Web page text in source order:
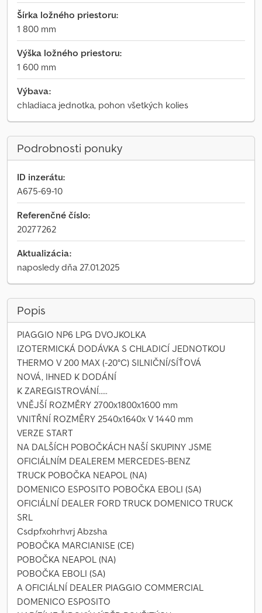
Šírka ložného priestoru:
1 800 mm
Výška ložného priestoru:
1 600 mm
Výbava:
chladiaca jednotka, pohon všetkých kolies
Podrobnosti ponuky
ID inzerátu:
A675-69-10
Referenčné číslo:
20277262
Aktualizácia:
naposledy dňa 27.01.2025
Popis
PIAGGIO NP6 LPG DVOJKOLKA
IZOTERMICKÁ DODÁVKA S CHLADICÍ JEDNOTKOU
THERMO V 200 MAX (-20°C) SILNIČNÍ/SÍŤOVÁ
NOVÁ, IHNED K DODÁNÍ
K ZAREGISTROVÁNÍ.....
VNĚJŠÍ ROZMĚRY 2700x1800x1600 mm
VNITŘNÍ ROZMĚRY 2540x1640x V 1440 mm
VERZE START
NA DALŠÍCH POBOČKÁCH NAŠÍ SKUPINY JSME
OFICIÁLNÍM DEALEREM MERCEDES-BENZ
TRUCK POBOČKA NEAPOL (NA)
DOMENICO ESPOSITO POBOČKA EBOLI (SA)
OFICIÁLNÍ DEALER FORD TRUCK DOMENICO TRUCK
SRL
Csdpfxohrhvrj Abzsha
POBOČKA MARCIANISE (CE)
POBOČKA NEAPOL (NA)
POBOČKA EBOLI (SA)
A OFICIÁLNÍ DEALER PIAGGIO COMMERCIAL
DOMENICO ESPOSITO